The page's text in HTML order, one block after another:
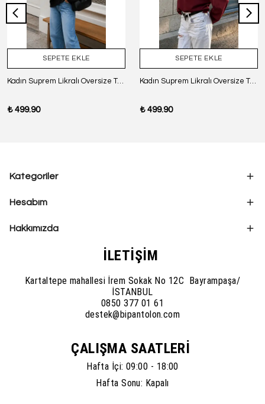
SEPETE EKLE
Kadın Suprem Likralı Oversize T-Shirt - SİYAH
₺ 499.90
SEPETE EKLE
Kadın Suprem Likralı Oversize T-Shirt - BORDO
₺ 499.90
Kategoriler
Hesabım
Hakkımızda
İLETİŞİM
Kartaltepe mahallesi İrem Sokak No 12C Bayrampaşa/
İSTANBUL
0850 377 01 61
destek@bipantolon.com
ÇALIŞMA SAATLERİ
Hafta İçi: 09:00 - 18:00
Hafta Sonu: Kapalı